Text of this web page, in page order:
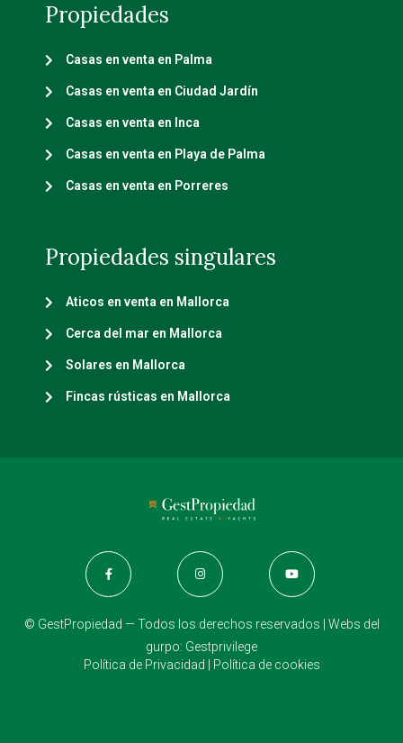
Propiedades
Casas en venta en Palma
Casas en venta en Ciudad Jardín
Casas en venta en Inca
Casas en venta en Playa de Palma
Casas en venta en Porreres
Propiedades singulares
Aticos en venta en Mallorca
Cerca del mar en Mallorca
Solares en Mallorca
Fincas rústicas en Mallorca
© GestPropiedad — Todos los derechos reservados | Webs del
gurpo: Gestprivilege
Política de Privacidad
Política de cookies